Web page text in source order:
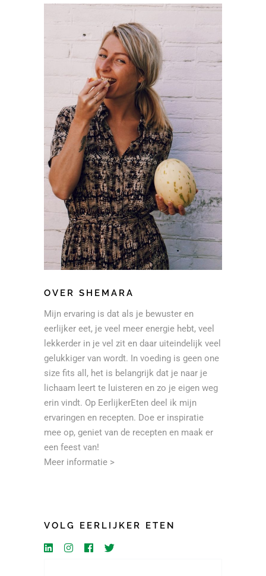
OVER SHEMARA
Mijn ervaring is dat als je bewuster en
eerlijker eet, je veel meer energie hebt, veel
lekkerder in je vel zit en daar uiteindelijk veel
gelukkiger van wordt. In voeding is geen one
size fits all, het is belangrijk dat je naar je
lichaam leert te luisteren en zo je eigen weg
erin vindt. Op EerlijkerEten deel ik mijn
ervaringen en recepten. Doe er inspiratie
mee op, geniet van de recepten en maak er
een feest van!
Meer informatie >
VOLG EERLIJKER ETEN